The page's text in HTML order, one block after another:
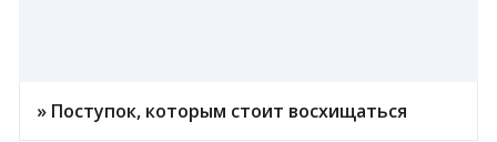
» Поступок, которым стоит восхищаться